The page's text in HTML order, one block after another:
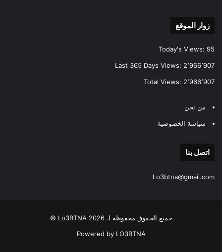
زوار الموقع
Today's Views: 95
Last 365 Days Views: 2٬966٬907
Total Views: 2٬966٬907
من نحن
سياسة الخصوصية
اتصل بنا
Lo3btna@gmail.com
جميع الحقوق محفوظة لـ Lo3BTNA 2026 ©
Powered by LO3BTNA